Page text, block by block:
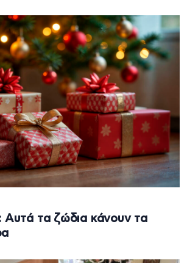
Αυτά τα ζώδια κάνουν τα